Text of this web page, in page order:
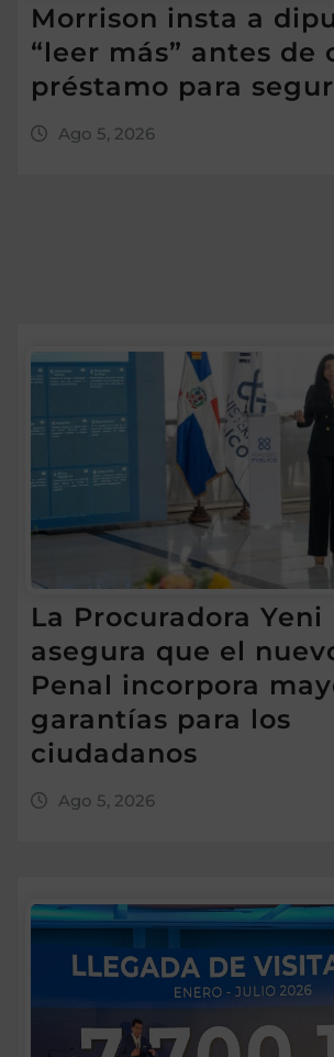
Morrison insta a
“leer más” antes de
préstamo para
Ago 5, 2026
La Procuradora Yeni
asegura que el
Penal incorpora
garantías para los
ciudadanos
Ago 5, 2026